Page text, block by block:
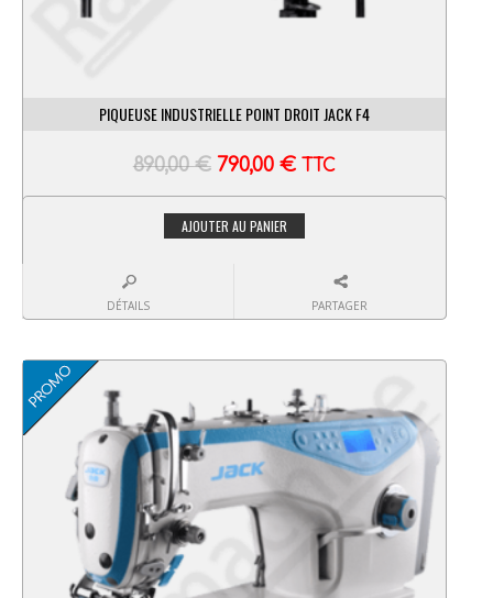
PIQUEUSE INDUSTRIELLE POINT DROIT JACK F4
890,00€ 790,00 € TTC
AJOUTER AU PANIER
DÉTAILS PARTAGER